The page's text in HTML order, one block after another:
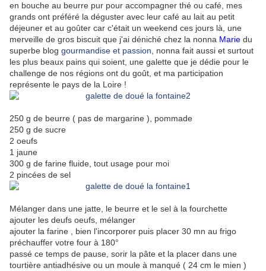
en bouche au beurre pur pour accompagner thé ou café, mes
grands ont préféré la déguster avec leur café au lait au petit
déjeuner et au goûter car c'était un weekend ces jours là, une
merveille de gros biscuit que j'ai déniché chez la nonna Marie du
superbe blog gourmandise et passion , nonna fait aussi et surtout
les plus beaux pains qui soient, une galette que je dédie pour le
challenge de nos régions ont du goût, et ma participation
représente le pays de la Loire !
250 g de beurre ( pas de margarine ), pommade
250 g de sucre
2 oeufs
1 jaune
300 g de farine fluide, tout usage pour moi
2 pincées de sel
Mélanger dans une jatte, le beurre et le sel à la fourchette
ajouter les deufs oeufs, mélanger
ajouter la farine , bien l'incorporer puis placer 30 mn au frigo
préchauffer votre four à 180°
passé ce temps de pause, sorir la pâte et la placer dans une
tourtière antiadhésive ou un moule à manqué ( 24 cm le mien )